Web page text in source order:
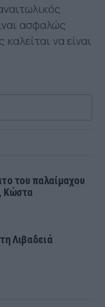
ασφαλώς
να είναι
του παλαίμαχου
Κώστα
Λιβαδειά